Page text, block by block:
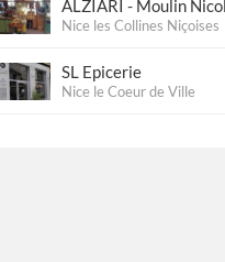
ALZIARI - Moulin
Nice les Collines Niçoises
SL Epicerie
Nice le Coeur de Ville